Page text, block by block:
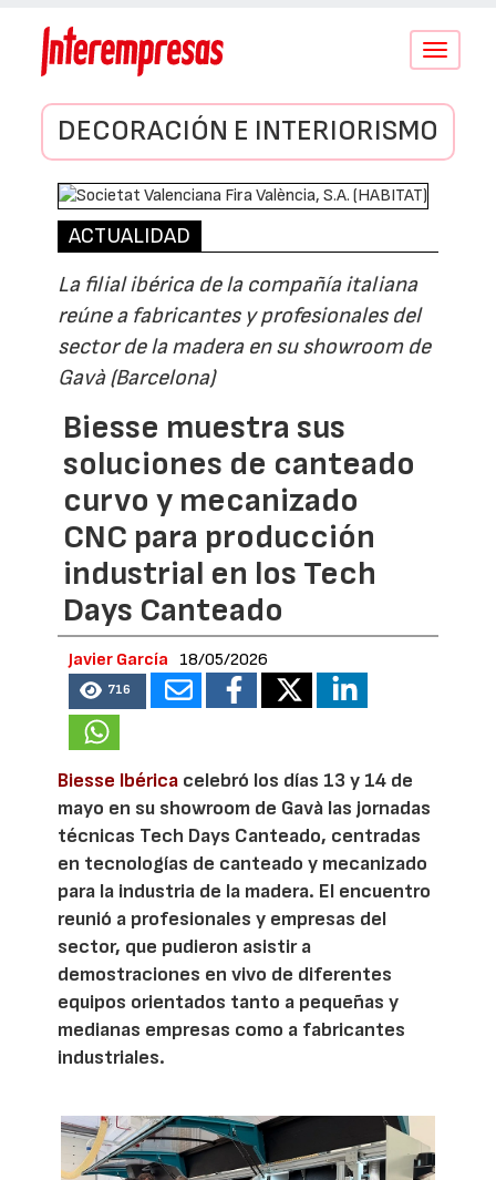
Conmutar
DECORACIÓN E INTERIORISMO
ACTUALIDAD
La filial ibérica de la compañía italiana
reúne a fabricantes y profesionales del
sector de la madera en su showroom de
Gavà (Barcelona)
Biesse muestra sus
soluciones de canteado
curvo y mecanizado
CNC para producción
industrial en los Tech
Days Canteado
Javier García 18/05/2026
716
Biesse Ibérica celebró los días 13 y 14 de
mayo en su showroom de Gavà las jornadas
técnicas Tech Days Canteado, centradas
en tecnologías de canteado y mecanizado
para la industria de la madera. El encuentro
reunió a profesionales y empresas del
sector, que pudieron asistir a
demostraciones en vivo de diferentes
equipos orientados tanto a pequeñas y
medianas empresas como a fabricantes
industriales.